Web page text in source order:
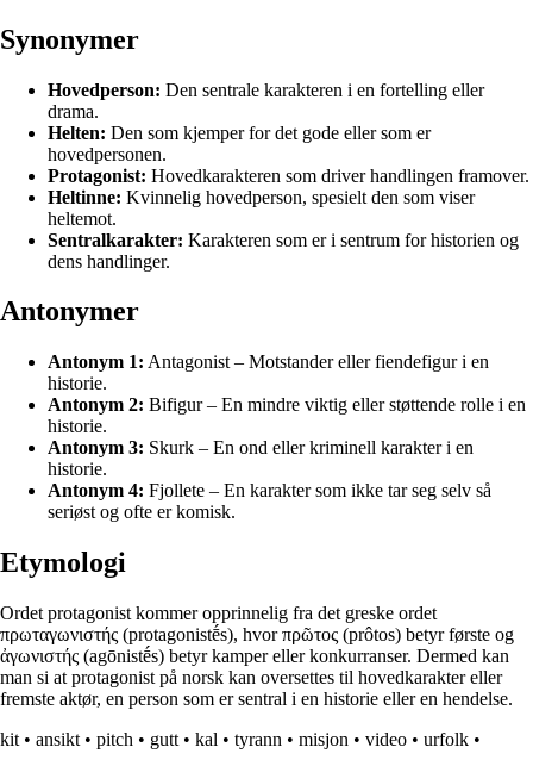
Synonymer
Hovedperson: Den sentrale karakteren i en fortelling eller
drama.
Helten: Den som kjemper for det gode eller som er
hovedpersonen.
Protagonist: Hovedkarakteren som driver handlingen framover.
Heltinne: Kvinnelig hovedperson, spesielt den som viser
heltemot.
Sentralkarakter: Karakteren som er i sentrum for historien og
dens handlinger.
Antonymer
Antonym 1: Antagonist – Motstander eller fiendefigur i en
historie.
Antonym 2: Bifigur – En mindre viktig eller støttende rolle i en
historie.
Antonym 3: Skurk – En ond eller kriminell karakter i en
historie.
Antonym 4: Fjollete – En karakter som ikke tar seg selv så
seriøst og ofte er komisk.
Etymologi
Ordet protagonist kommer opprinnelig fra det greske ordet
πρωταγωνιστής (protagonistḗs), hvor πρῶτος (prôtos) betyr første og
ἀγωνιστής (agōnistḗs) betyr kamper eller konkurranser. Dermed kan
man si at protagonist på norsk kan oversettes til hovedkarakter eller
fremste aktør, en person som er sentral i en historie eller en hendelse.
kit • ansikt • pitch • gutt • kal • tyrann • misjon • video • urfolk •